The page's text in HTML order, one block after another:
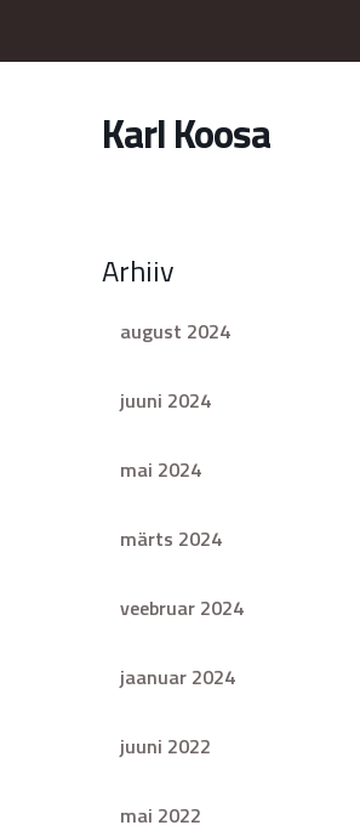
Karl Koosa
Arhiiv
august 2024
juuni 2024
mai 2024
märts 2024
veebruar 2024
jaanuar 2024
juuni 2022
mai 2022